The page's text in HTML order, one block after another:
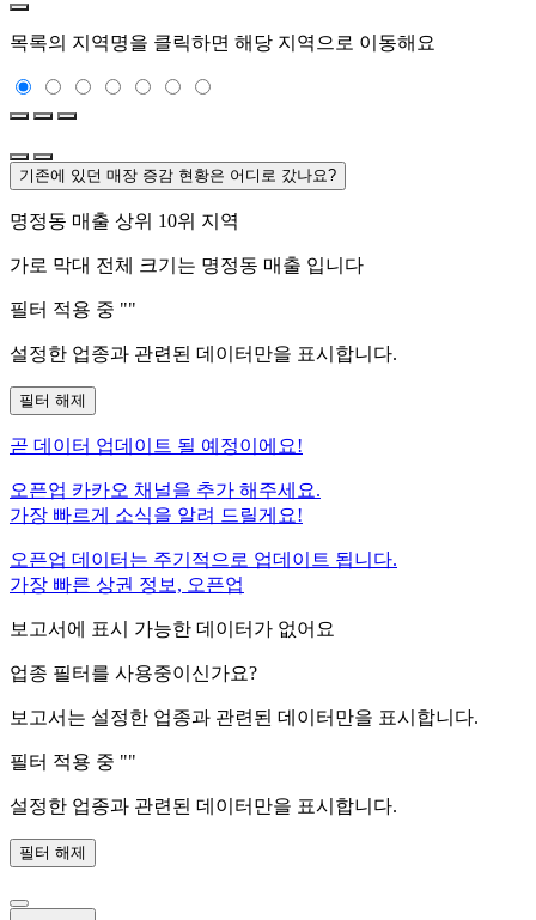
목록의 지역명을 클릭하면 해당 지역으로 이동해요
기존에 있던 매장 증감 현황은 어디로 갔나요?
명정동 매출 상위 10위 지역
가로 막대 전체 크기는 명정동 매출 입니다
필터 적용 중 ""
설정한 업종과 관련된 데이터만을 표시합니다.
필터 해제
곧 데이터 업데이트 될 예정이에요!
오픈업 카카오 채널을 추가 해주세요.
가장 빠르게 소식을 알려 드릴게요!
오픈업 데이터는 주기적으로 업데이트 됩니다.
가장 빠른 상권 정보, 오픈업
보고서에 표시 가능한 데이터가 없어요
업종 필터를 사용중이신가요?
보고서는 설정한 업종과 관련된 데이터만을 표시합니다.
필터 적용 중 ""
설정한 업종과 관련된 데이터만을 표시합니다.
필터 해제